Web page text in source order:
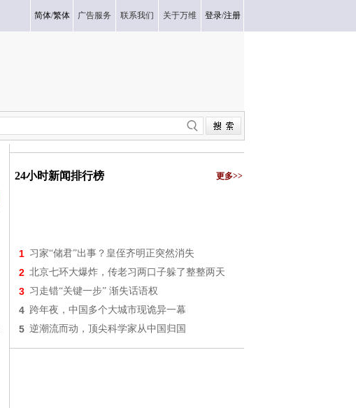
简体/繁体 广告服务 联系我们 关于万维 登录/注册
24小时新闻排行榜 更多>>
1 习家“储君”出事？皇侄齐明正突然消失
2 北京七环大爆炸，传老习两口子躲了整整两天
3 习走错“关键一步” 渐失话语权
4 跨年夜，中国多个大城市现诡异一幕
5 逆潮流而动，顶尖科学家从中国归国